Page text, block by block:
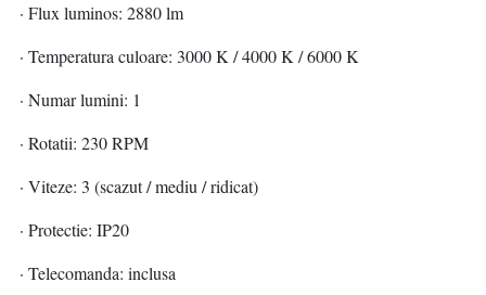
· Flux luminos: 2880 lm
· Temperatura culoare: 3000 K / 4000 K / 6000 K
· Numar lumini: 1
· Rotatii: 230 RPM
· Viteze: 3 (scazut / mediu / ridicat)
· Protectie: IP20
· Telecomanda: inclusa